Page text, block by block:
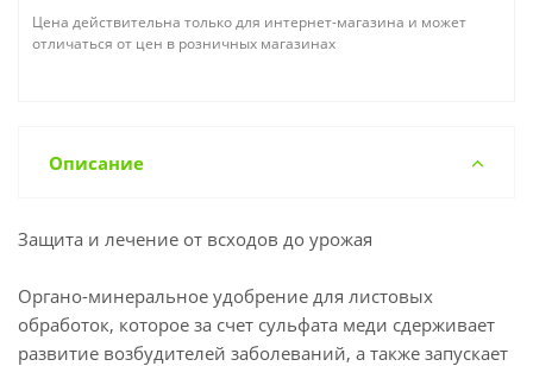
Цена действительна только для интернет-магазина и может
отличаться от цен в розничных магазинах
Описание
Защита и лечение от всходов до урожая
Органо-минеральное удобрение для листовых
обработок, которое за счет сульфата меди сдерживает
развитие возбудителей заболеваний, а также запускает